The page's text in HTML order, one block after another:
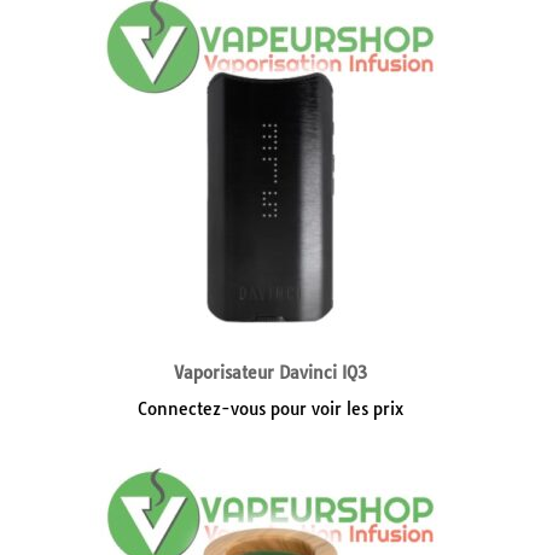
Vaporisateur Davinci IQ3
Connectez-vous pour voir les prix